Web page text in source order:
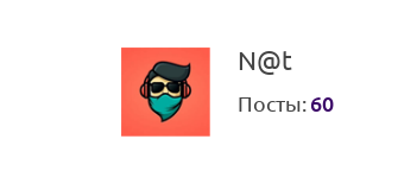
N@t
Посты: 60